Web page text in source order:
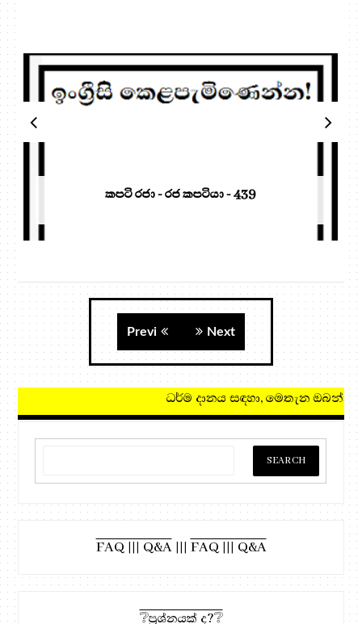
කපටි රජා - රජ කපටියා - 439
Next
Previ
ධර්ම දානය සඳහා, මෙතැන ඔබන්න!
FAQ ||| Q&A||| FAQ ||| Q&A
❔ප්‍රශ්නයක් ද?❔